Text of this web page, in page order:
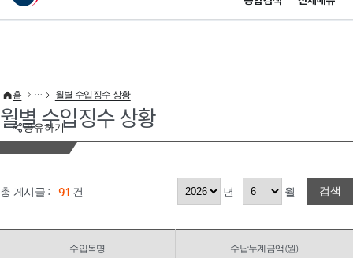
이 누리집은 대한민국 공식 전자정부 누리집입니다.
공유하기
홈 월별 수입징수 상황
월별 수입징수 상황
총 게시글 : 91 건 년 월 검색
수입목명 수납누계금액(원)